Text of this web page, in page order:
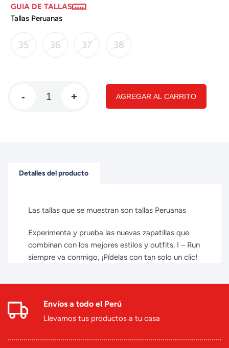
GUIA DE TALLAS
Tallas Peruanas
35 36 37 38
- + AGREGAR AL CARRITO
Detalles del producto
Las tallas que se muestran son tallas Peruanas
Experimenta y prueba las nuevas zapatillas que
combinan con los mejores estilos y outfits, I – Run
siempre va conmigo, ¡Pídelas con tan solo un clic!
Envíos a todo el Perú
Llevamos tus productos a tu casa